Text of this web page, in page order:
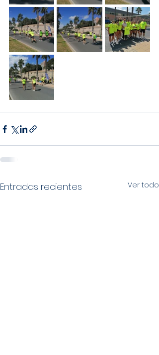
Entradas recientes Ver todo